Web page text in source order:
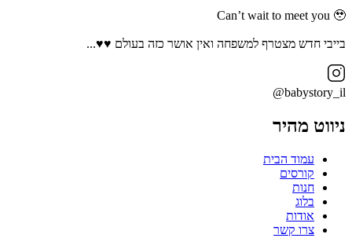
Can’t wait to meet you 🥹
בייבי חדש מצטרף למשפחה ואין אושר כזה בעולם ♥️♥️...
babystory_il@
ניווט מהיר
עמוד הבית
קורסים
חנות
בלוג
אודות
צרו קשר